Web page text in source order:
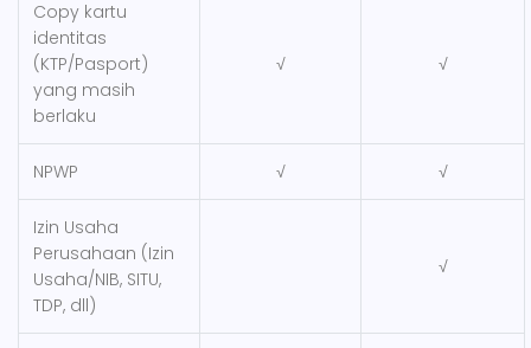
Copy kartu
identitas
(KTP/Pasport)
yang masih
berlaku
√ √
NPWP √ √
Izin Usaha
Perusahaan (Izin
Usaha/NIB, SITU,
TDP, dll)
√